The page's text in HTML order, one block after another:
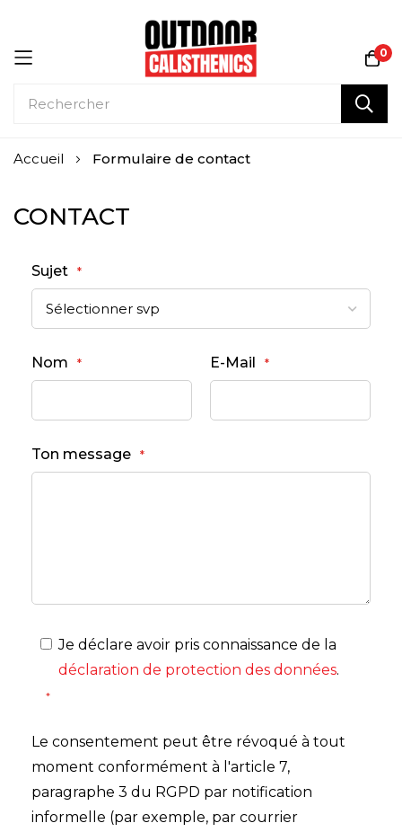
0
Allez
Accueil Formulaire de contact
CONTACT
Sujet
Nom E-Mail
Ton message
Je déclare avoir pris connaissance de la
déclaration de protection des données.
Le consentement peut être révoqué à tout
moment conformément à l'article 7,
paragraphe 3 du RGPD par notification
informelle (par exemple, par courrier